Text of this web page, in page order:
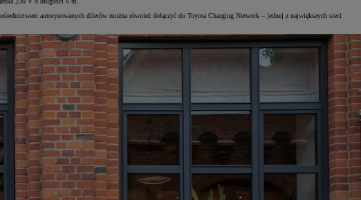
autoryzowanych dilerów można również dołączyć do Toyota Charging Network – jednej z największych sieci